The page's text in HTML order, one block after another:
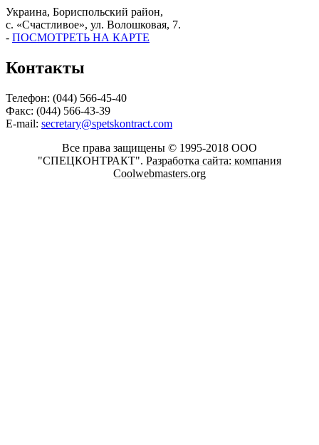
Украина, Бориспольский район,
с. «Счастливое», ул. Волошковая, 7.
- ПОСМОТРЕТЬ НА КАРТЕ
Контакты
Телефон: (044) 566-45-40
Факс: (044) 566-43-39
E-mail: secretary@spetskontract.com
Все права защищены © 1995-2018 ООО
"СПЕЦКОНТРАКТ". Разработка сайта: компания
Coolwebmasters.org